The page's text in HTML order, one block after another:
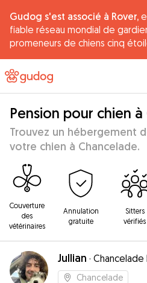
Gudog s'est associé à Rover,
fiable réseau mondial de
promeneurs de chiens cinq
Pension pour chien
Trouvez un hébergement
votre chien à Chancelade.
Couverture
des
vétérinaires
Annulation
gratuite
Sitters
vérifiés
Jullian · Chancelade
Chancelade